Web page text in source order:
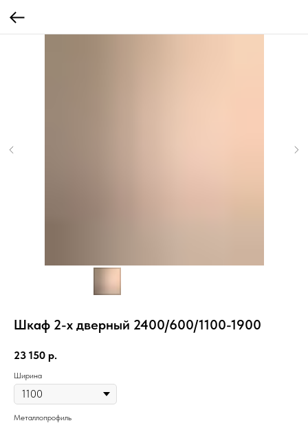
Шкаф 2-х дверный 2400/600/1100-1900
23 150 р.
Ширина
Металлопрофиль